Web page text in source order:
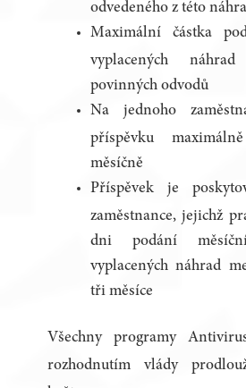
odvedeného z této
Maximální částka
vyplacených
povinných odvodů
Na jednoho
příspěvku
měsíčně
Příspěvek je
zaměstnance, jejichž
dni podání
vyplacených náhrad
tři měsíce
Všechny programy
rozhodnutím vlády